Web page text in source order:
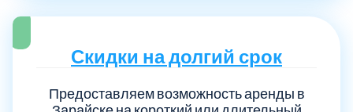
Скидки на долгий срок
Предоставляем возможность аренды в